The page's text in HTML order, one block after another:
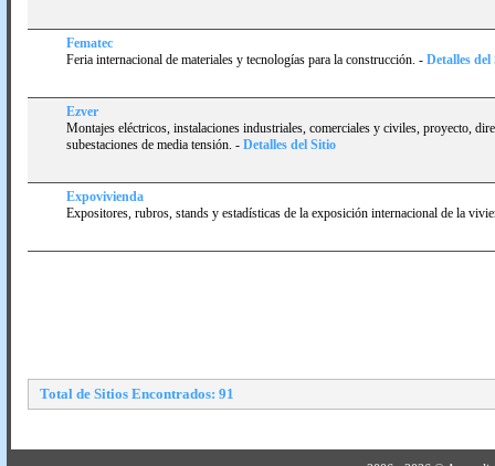
Fematec
Feria internacional de materiales y tecnologí­as para la construcción. - Detalles del
Ezver
Montajes eléctricos, instalaciones industriales, comerciales y civiles, proyecto,
subestaciones de media tensión. - Detalles del Sitio
Expovivienda
Expositores, rubros, stands y estadí­sticas de la exposición internacional de la
Total de Sitios Encontrados: 91